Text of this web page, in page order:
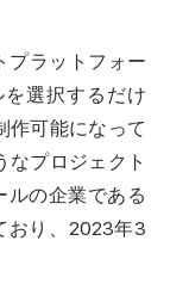
プラットフォー
選択するだけ
作可能になって
なプロジェクト
ルの企業である
おり、2023年3